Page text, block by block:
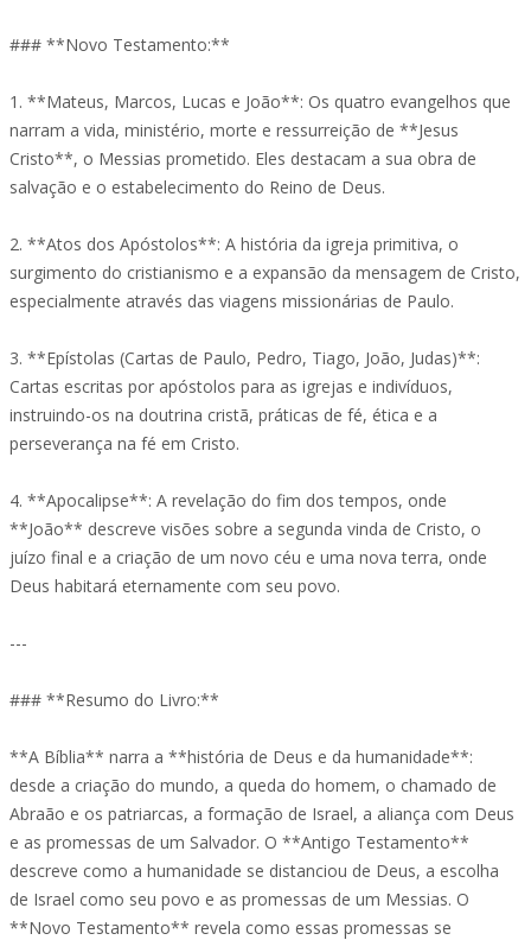
### **Novo Testamento:**
1. **Mateus, Marcos, Lucas e João**: Os quatro evangelhos que
narram a vida, ministério, morte e ressurreição de **Jesus
Cristo**, o Messias prometido. Eles destacam a sua obra de
salvação e o estabelecimento do Reino de Deus.
2. **Atos dos Apóstolos**: A história da igreja primitiva, o
surgimento do cristianismo e a expansão da mensagem de Cristo,
especialmente através das viagens missionárias de Paulo.
3. **Epístolas (Cartas de Paulo, Pedro, Tiago, João, Judas)**:
Cartas escritas por apóstolos para as igrejas e indivíduos,
instruindo-os na doutrina cristã, práticas de fé, ética e a
perseverança na fé em Cristo.
4. **Apocalipse**: A revelação do fim dos tempos, onde
**João** descreve visões sobre a segunda vinda de Cristo, o
juízo final e a criação de um novo céu e uma nova terra, onde
Deus habitará eternamente com seu povo.
---
### **Resumo do Livro:**
**A Bíblia** narra a **história de Deus e da humanidade**:
desde a criação do mundo, a queda do homem, o chamado de
Abraão e os patriarcas, a formação de Israel, a aliança com Deus
e as promessas de um Salvador. O **Antigo Testamento**
descreve como a humanidade se distanciou de Deus, a escolha
de Israel como seu povo e as promessas de um Messias. O
**Novo Testamento** revela como essas promessas se